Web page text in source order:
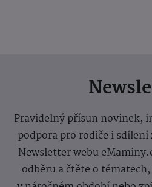
Pravidelný přísun novinek,
podpora pro rodiče i
Newsletter webu
odběru a čtěte o